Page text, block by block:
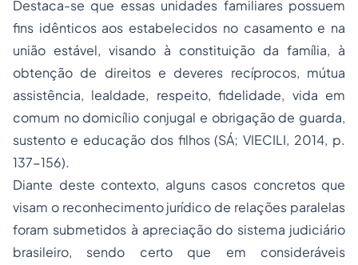
Destaca-se que essas unidades familiares possuem
fins idênticos aos estabelecidos no casamento e na
união estável, visando à constituição da família, à
obtenção de direitos e deveres recíprocos, mútua
assistência, lealdade, respeito, fidelidade, vida em
comum no domicílio conjugal e obrigação de guarda,
sustento e educação dos filhos (SÁ; VIECILI, 2014, p.
137-156).
Diante deste contexto, alguns casos concretos que
visam o reconhecimento jurídico de relações paralelas
foram submetidos à apreciação do sistema judiciário
brasileiro, sendo certo que em consideráveis